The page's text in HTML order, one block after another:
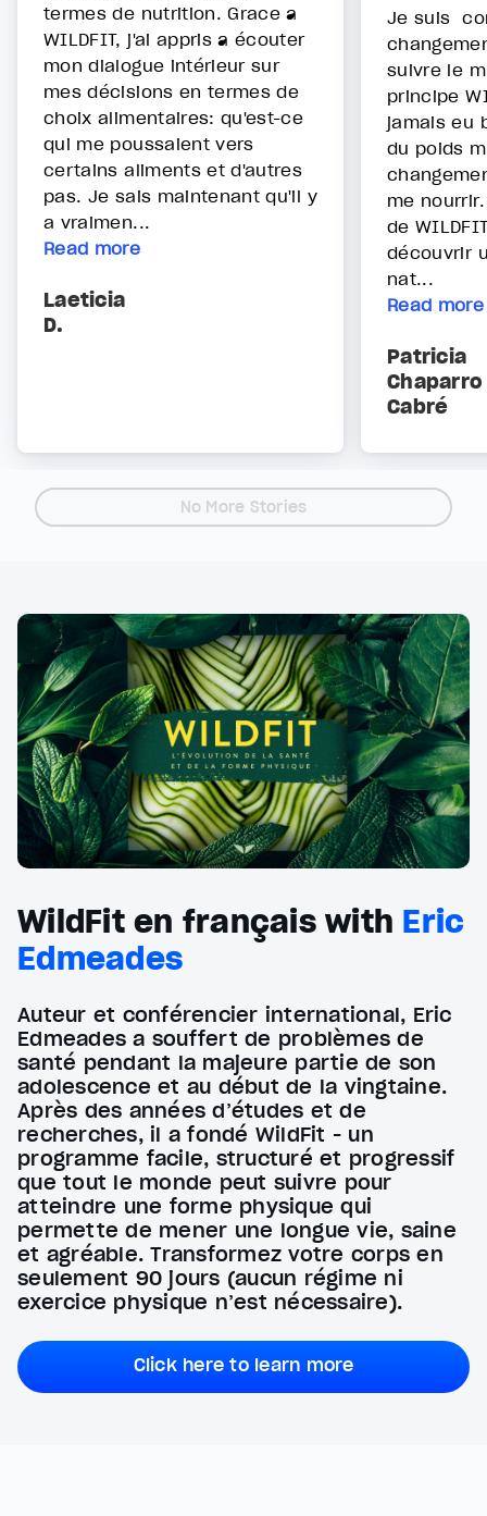
termes de nutrition. Grace à
WILDFIT, j'ai appris à écouter
mon dialogue intérieur sur
mes décisions en termes de
choix alimentaires: qu'est-ce
qui me poussaient vers
certains aliments et d'autres
pas. Je sais maintenant qu'il y
a vraimen...
Read more
Laeticia
D.
Je suis
suivre le
principe
jamais eu
du poids
me
de
découvrir
nat...
Read more
Patricia
Chaparro
Cabré
No More Stories
WildFit en français with Eric
Edmeades
Auteur et conférencier international, Eric
Edmeades a souffert de problèmes de
santé pendant la majeure partie de son
adolescence et au début de la vingtaine.
Après des années d’études et de
recherches, il a fondé WildFit - un
programme facile, structuré et progressif
que tout le monde peut suivre pour
atteindre une forme physique qui
permette de mener une longue vie, saine
et agréable. Transformez votre corps en
seulement 90 jours (aucun régime ni
exercice physique n’est nécessaire).
Click here to learn more